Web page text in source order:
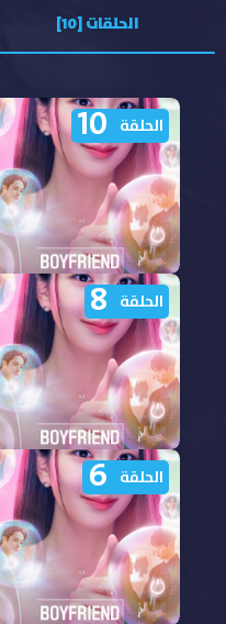
الحلقات [10]
مشاهدة مسلسل
Boyfriend on Demand
الحلقة 10 مترجمة
الحلقة 10
مشاهدة مسلسل
Boyfriend on Demand
الحلقة 8 مترجمة
الحلقة 8
الحلقة 6